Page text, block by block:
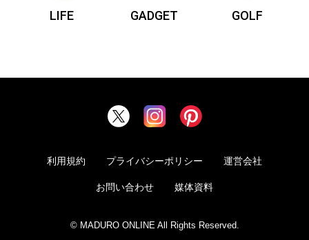
LIFE GADGET GOLF
利用規約 プライバシーポリシー 運営会社
お問い合わせ 媒体資料
© MADURO ONLINE All Rights Reserved.